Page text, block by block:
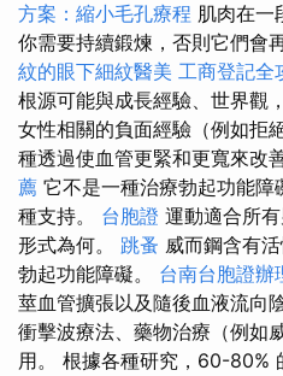
方案：縮小毛孔療程 肌肉在一
你需要持續鍛煉，否則它們會
紋的眼下細紋醫美 工商登記全
根源可能與成長經驗、世界觀
女性相關的負面經驗（例如拒
種透過使血管更緊和更寬來改
薦 它不是一種治療勃起功能
種支持。 台胞證 運動適合所
形式為何。 跳蚤 威而鋼含有
勃起功能障礙。 台南台胞證辦
莖血管擴張以及隨後血液流向
衝擊波療法、藥物治療（例如
用。 根據各種研究，60-80%